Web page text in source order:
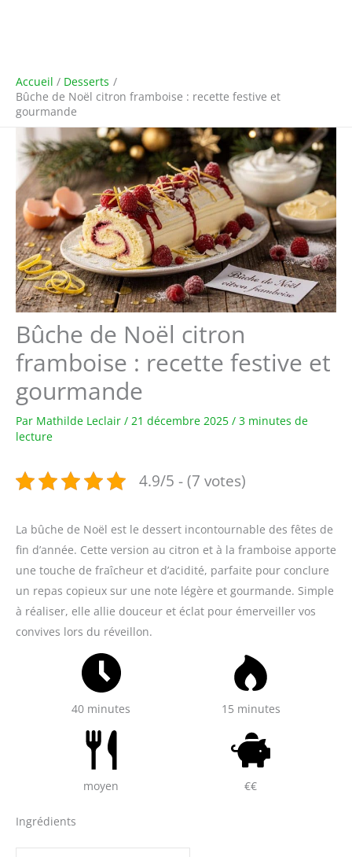
Accueil
Desserts
Bûche de Noël citron framboise : recette festive et
gourmande
Bûche de Noël citron
framboise : recette festive et
gourmande
Par Mathilde Leclair / 21 décembre 2025 / 3 minutes de
lecture
4.9/5 - (7 votes)
La bûche de Noël est le dessert incontournable des fêtes de
fin d’année. Cette version au citron et à la framboise apporte
une touche de fraîcheur et d’acidité, parfaite pour conclure
un repas copieux sur une note légère et gourmande. Simple
à réaliser, elle allie douceur et éclat pour émerveiller vos
convives lors du réveillon.
40 minutes 15 minutes
moyen €€
Ingrédients